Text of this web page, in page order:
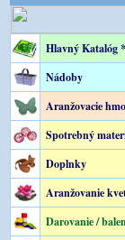
Hlavný Katalóg *
Nádoby
Aranžovacie
Spotrebný
Doplnky
Aranžovanie
Darovanie /